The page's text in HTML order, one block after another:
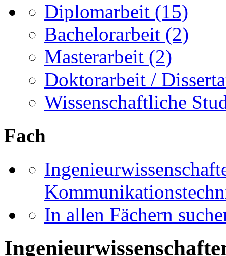
Diplomarbeit (15)
Bachelorarbeit (2)
Masterarbeit (2)
Doktorarbeit /
Wissenschaftliche
Fach
In allen Fächern